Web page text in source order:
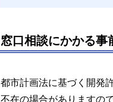
窓口相談にかかる事
都市計画法に基づく開発
不在の場合がありますので